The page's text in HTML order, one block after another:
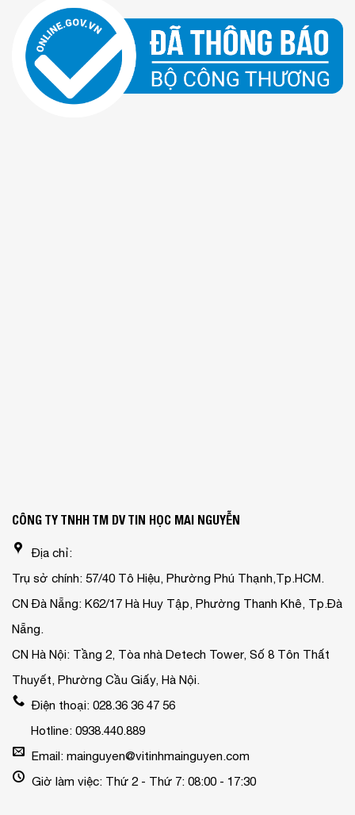
CÔNG TY TNHH TM DV TIN HỌC MAI NGUYỄN
Địa chỉ:
Trụ sở chính: 57/40 Tô Hiệu, Phường Phú Thạnh,Tp.HCM.
CN Đà Nẵng: K62/17 Hà Huy Tập, Phường Thanh Khê, Tp.Đà
Nẵng.
CN Hà Nội: Tầng 2, Tòa nhà Detech Tower, Số 8 Tôn Thất
Thuyết, Phường Cầu Giấy, Hà Nội.
Điện thoại: 028.36 36 47 56
Hotline: 0938.440.889
Email: mainguyen@vitinhmainguyen.com
Giờ làm việc: Thứ 2 - Thứ 7: 08:00 - 17:30